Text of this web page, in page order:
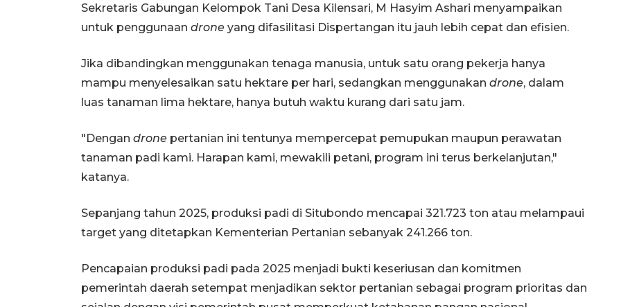
Sekretaris Gabungan Kelompok Tani Desa Kilensari, M Hasyim Ashari menyampaikan
untuk penggunaan drone yang difasilitasi Dispertangan itu jauh lebih cepat dan efisien.
Jika dibandingkan menggunakan tenaga manusia, untuk satu orang pekerja hanya
mampu menyelesaikan satu hektare per hari, sedangkan menggunakan drone, dalam
luas tanaman lima hektare, hanya butuh waktu kurang dari satu jam.
"Dengan drone pertanian ini tentunya mempercepat pemupukan maupun perawatan
tanaman padi kami. Harapan kami, mewakili petani, program ini terus berkelanjutan,"
katanya.
Sepanjang tahun 2025, produksi padi di Situbondo mencapai 321.723 ton atau melampaui
target yang ditetapkan Kementerian Pertanian sebanyak 241.266 ton.
Pencapaian produksi padi pada 2025 menjadi bukti keseriusan dan komitmen
pemerintah daerah setempat menjadikan sektor pertanian sebagai program prioritas dan